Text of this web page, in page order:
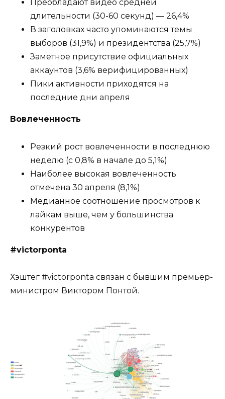
Преобладают видео средней
длительности (30-60 секунд) — 26,4%
В заголовках часто упоминаются темы
выборов (31,9%) и президентства (25,7%)
Заметное присутствие официальных
аккаунтов (3,6% верифицированных)
Пики активности приходятся на
последние дни апреля
Вовлеченность
Резкий рост вовлеченности в последнюю
неделю (с 0,8% в начале до 5,1%)
Наиболее высокая вовлеченность
отмечена 30 апреля (8,1%)
Медианное соотношение просмотров к
лайкам выше, чем у большинства
конкурентов
#victorponta
Хэштег #victorponta связан с бывшим премьер-
министром Виктором Понтой.